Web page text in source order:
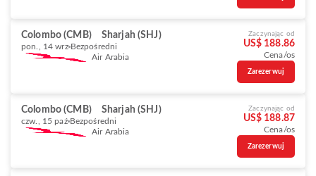
Colombo (CMB) Sharjah (SHJ)
pon., 14 wrz Bezpośredni
Air Arabia
Zaczynając od
US$ 188.86
Cena/os
Zarezerwuj
Colombo (CMB) Sharjah (SHJ)
czw., 15 paź Bezpośredni
Air Arabia
Zaczynając od
US$ 188.87
Cena/os
Zarezerwuj